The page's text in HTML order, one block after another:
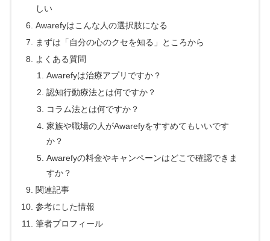
しい
Awarefyはこんな人の選択肢になる
まずは「自分の心のクセを知る」ところから
よくある質問
Awarefyは治療アプリですか？
認知行動療法とは何ですか？
コラム法とは何ですか？
家族や職場の人がAwarefyをすすめてもいいです
か？
Awarefyの料金やキャンペーンはどこで確認できま
すか？
関連記事
参考にした情報
筆者プロフィール